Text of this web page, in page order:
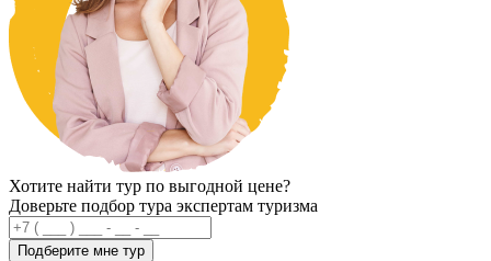
Хотите найти тур по выгодной цене?
Доверьте подбор тура экспертам туризма
Подберите мне тур